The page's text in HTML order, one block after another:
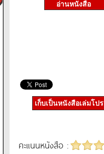
เก็บเป็นหนังสือเล่มโป
คะแนนหนังสือ :